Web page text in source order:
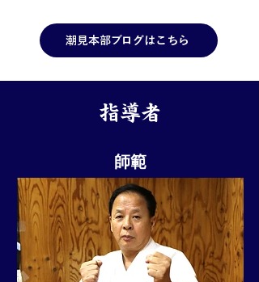
潮見本部ブログはこちら
指導者
師範